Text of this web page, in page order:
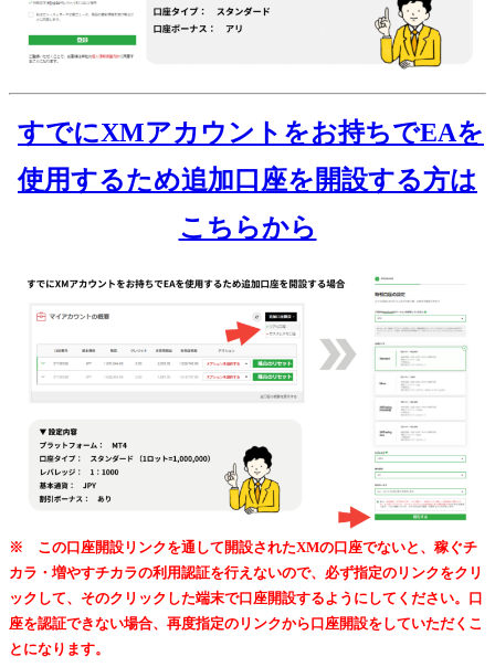
すでにXMアカウントをお持ちでEAを
使用するため追加口座を開設する方は
こちらから
※ この口座開設リンクを通して開設されたXMの口座でないと、稼ぐチ
カラ・増やすチカラの利用認証を行えないので、必ず指定のリンクをクリ
ックして、そのクリックした端末で口座開設するようにしてください。口
座を認証できない場合、再度指定のリンクから口座開設をしていただくこ
とになります。